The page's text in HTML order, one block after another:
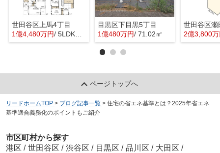
世田谷区上馬4丁目
1億4,480万円/ 5LDK＋1S(納戸)
目黒区下目黒5丁目
1億480万円/ 71.02㎡
世田谷区瀬
2億3,800
ページトップへ
リードホームTOP > ブログ記事一覧 > 住宅の省エネ基準とは？2025年省エネ
基準適合義務化のポイントもご紹介
市区町村から探す
港区 / 世田谷区 / 渋谷区 / 目黒区 / 品川区 / 大田区 /